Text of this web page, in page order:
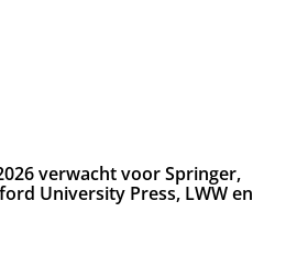
verwacht voor Springer,
University Press, LWW en